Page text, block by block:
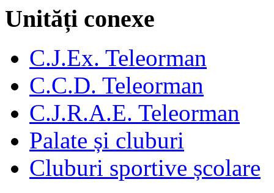
Unități conexe
C.J.Ex. Teleorman
C.C.D. Teleorman
C.J.R.A.E. Teleorman
Palate și cluburi
Cluburi sportive școlare